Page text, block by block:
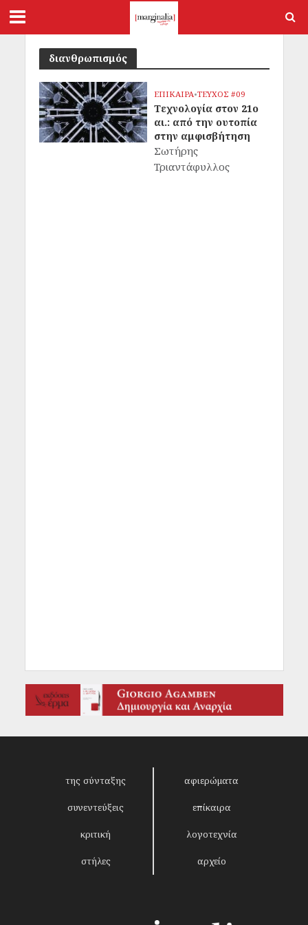
διανθρωπισμός
ΕΠΙΚΑΙΡΑ•ΤΕΥΧΟΣ #09
Τεχνολογία στον 21ο
αι.: από την ουτοπία
στην αμφισβήτηση
Σωτήρης
Τριαντάφυλλος
της σύνταξης αφιερώματα
συνεντεύξεις επίκαιρα
κριτική λογοτεχνία
στήλες αρχείο